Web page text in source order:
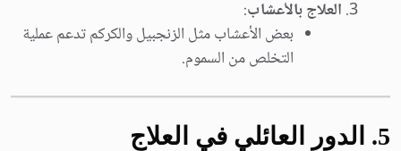
العلاج بالأعشاب:
بعض الأعشاب مثل الزنجبيل والكركم تدعم عملية
التخلص من السموم.
5. الدور العائلي في العلاج